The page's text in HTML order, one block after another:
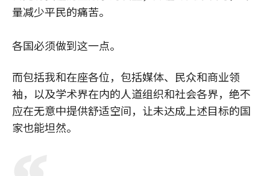
量减少平民的痛苦。
各国必须做到这一点。
而包括我和在座各位，包括媒体、民众和商业领
袖，以及学术界在内的人道组织和社会各界，绝不
应在无意中提供舒适空间，让未达成上述目标的国
家也能坦然。